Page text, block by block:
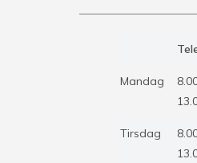
Mandag
Tirsdag